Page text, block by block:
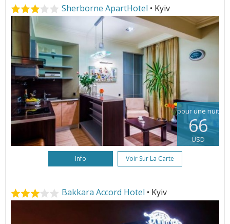
Sherborne ApartHotel • Kyiv
pour une nuit
66
USD
Info Voir Sur La Carte
Bakkara Accord Hotel • Kyiv